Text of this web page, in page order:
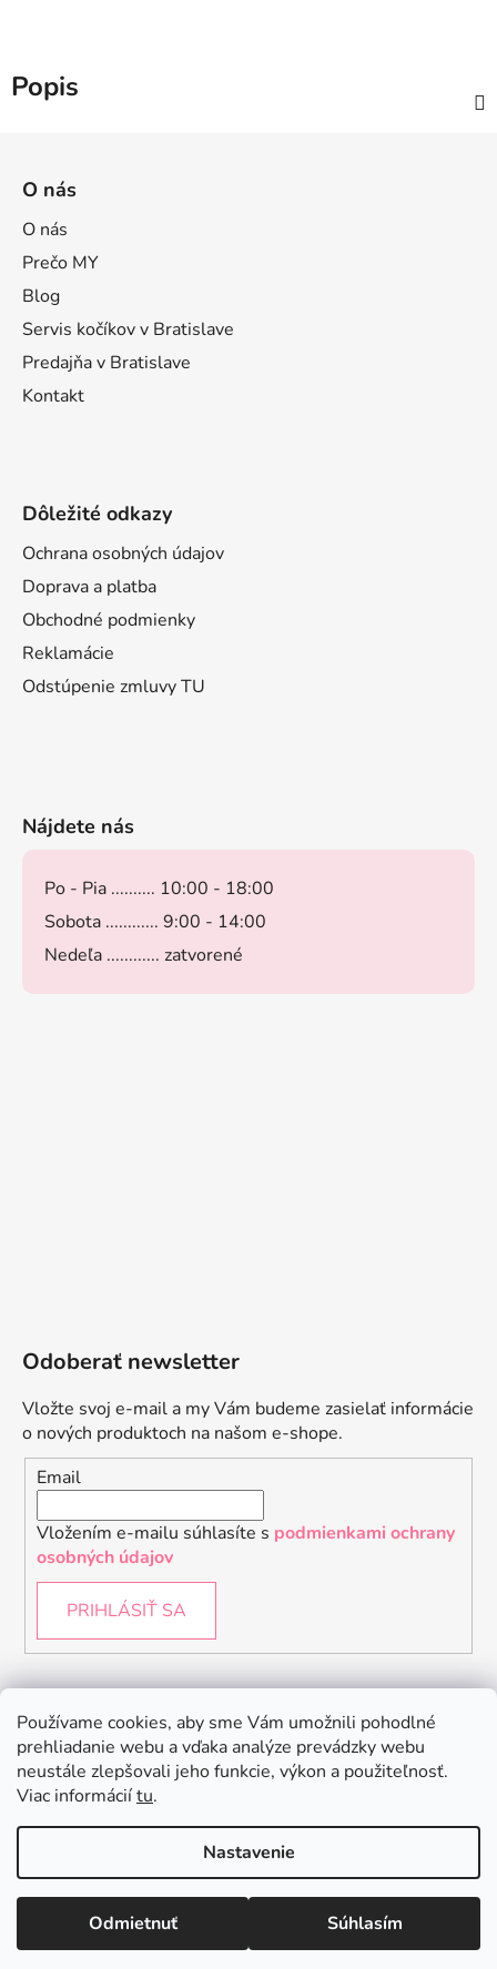
Používame cookies, aby sme Vám umožnili pohodlné
prehliadanie webu a vďaka analýze prevádzky webu
neustále zlepšovali jeho funkcie, výkon a použiteľnosť.
Viac informáciítu.
Nastavenie
Odmietnuť Súhlasím
Popis
O nás
O nás
Prečo MY
Blog
Servis kočíkov v Bratislave
Predajňa v Bratislave
Kontakt
Dôležité odkazy
Ochrana osobných údajov
Doprava a platba
Obchodné podmienky
Reklamácie
Odstúpenie zmluvy TU
Nájdete nás
Po - Pia .......... 10:00 - 18:00
Sobota ............ 9:00 - 14:00
Nedeľa ............ zatvorené
Odoberať newsletter
Vložte svoj e-mail a my Vám budeme zasielať informácie
o nových produktoch na našom e-shope.
Email
Vložením e-mailu súhlasíte s podmienkami ochrany
osobných údajov
PRIHLÁSIŤ SA
Instagram
Vytvoril Shoptet
Copyright 2026Baby Raptor. Všetky práva vyhradené.